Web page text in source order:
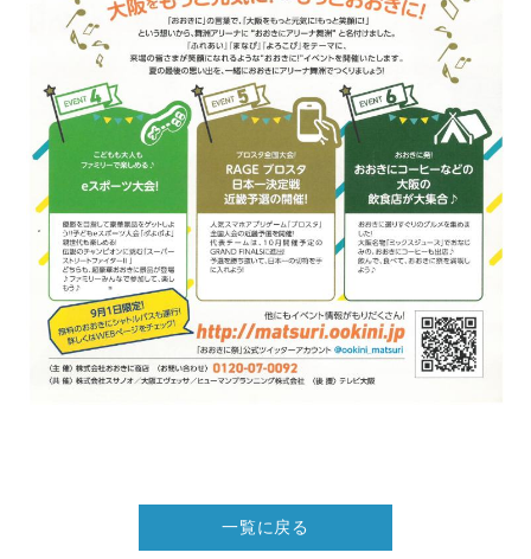
一覧に戻る